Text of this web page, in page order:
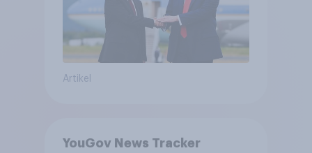
Artikel
YouGov News Tracker